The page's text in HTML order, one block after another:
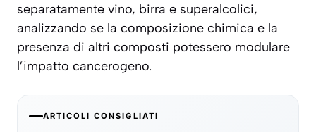
separatamente vino, birra e superalcolici,
analizzando se la composizione chimica e la
presenza di altri composti potessero modulare
l’impatto cancerogeno.
ARTICOLI CONSIGLIATI